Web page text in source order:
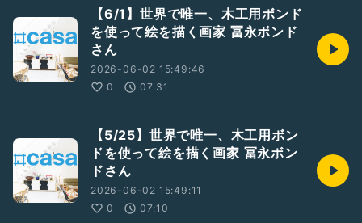
【6/1】世界で唯一、木工用ボンド
を使って絵を描く画家 冨永ボンド
さん
2026-06-02 15:49:46
0
07:31
【5/25】世界で唯一、木工用ボン
ドを使って絵を描く画家 冨永ボン
ドさん
2026-06-02 15:49:11
0
07:10